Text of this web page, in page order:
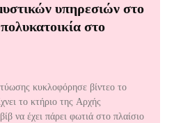
υπηρεσιών στο
στο
κυκλοφόρησε βίντεο το
το κτήριο της Αρχής
να έχει πάρει φωτιά στο πλαίσιο